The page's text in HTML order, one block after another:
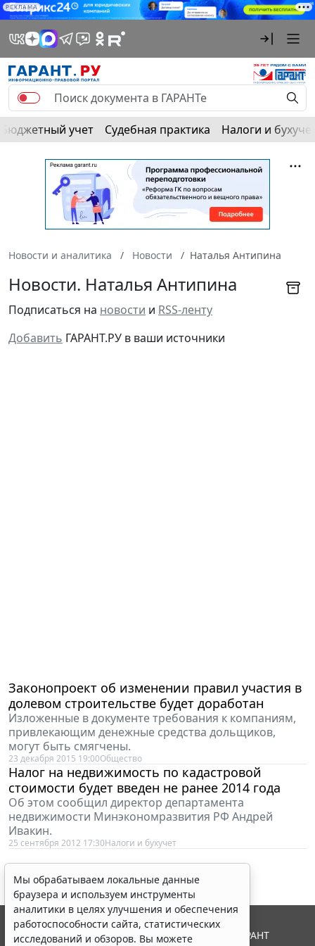
РЕКЛАМА
Бюджетный учет Судебная практика Налоги и
Новости и аналитика Новости Наталья Антипина
Новости. Наталья Антипина
Подписаться на новости и RSS-ленту
Добавить ГАРАНТ.РУ в ваши источники
Законопроект об изменении правил участия в
долевом строительстве будет доработан
Изложенные в документе требования к компаниям,
привлекающим денежные средства дольщиков,
могут быть смягчены.
23 декабря 2015 19:00Общество
Налог на недвижимость по кадастровой
стоимости будет введен не ранее 2014 года
Об этом сообщил директор департамента
недвижимости Минэкономразвития РФ Андрей
Ивакин.
25 сентября 2012 17:30Налоги и бухучет
Мы обрабатываем локальные данные
браузера и используем инструменты
аналитики в целях улучшения и обеспечения
работоспособности сайта, статистических
исследований и обзоров. Вы можете
© ООО "НПП "ГАРАНТ-СЕРВИС", 2026. Система ГАРАНТ